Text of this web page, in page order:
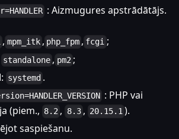
: Aizmugures apstrādātājs.
, mpm_itk , php_fpm , fcgi ;
standalone , pm2 ;
: systemd .
: PHP vai
(piem., 8.2 , 8.3 , 20.15.1).
saspiešanu.